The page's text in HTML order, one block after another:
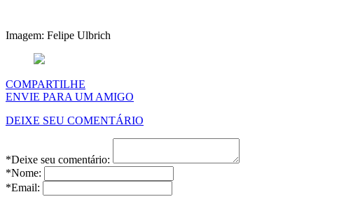
Imagem: Felipe Ulbrich
COMPARTILHE
ENVIE PARA UM AMIGO
DEIXE SEU COMENTÁRIO
*Deixe seu comentário:
*Nome:
*Email: